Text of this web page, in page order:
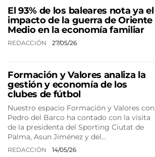
El 93% de los baleares nota ya el
impacto de la guerra de Oriente
Medio en la economía familiar
REDACCIÓN 27/05/26
Formación y Valores analiza la
gestión y economía de los
clubes de fútbol
Nuestro espacio Formación y Valores con
Pedro del Barco ha contado con la visita
de la presidenta del Sporting Ciutat de
Palma, Asun Jiménez y del…
REDACCIÓN 14/05/26